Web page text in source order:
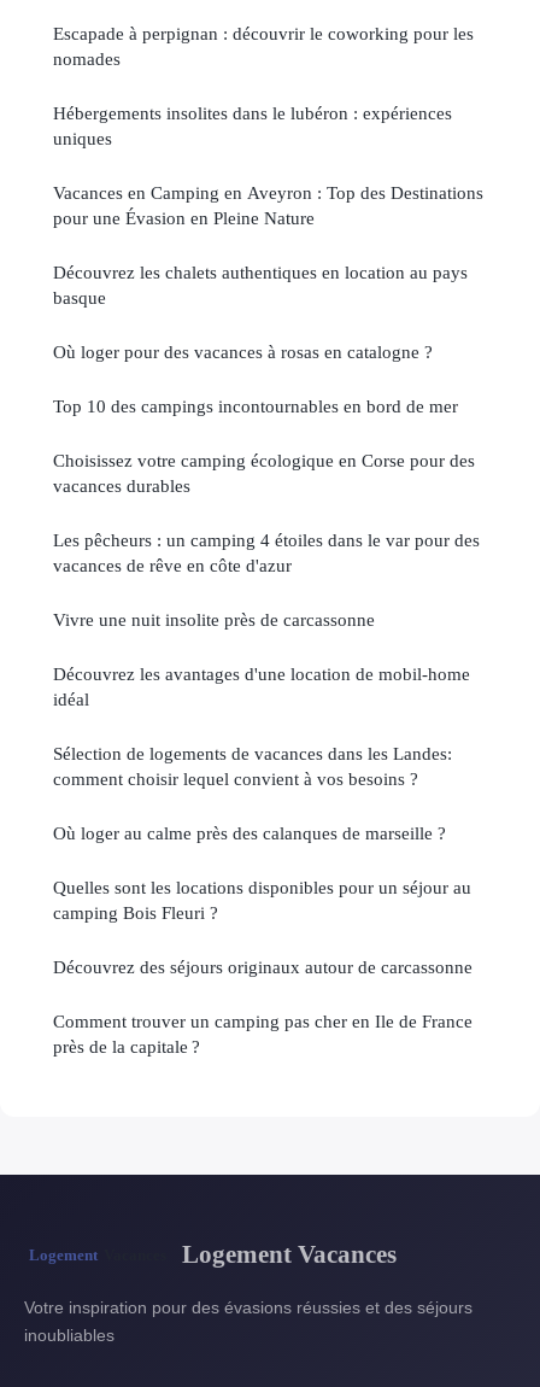
Escapade à perpignan : découvrir le coworking pour les
nomades
Hébergements insolites dans le lubéron : expériences
uniques
Vacances en Camping en Aveyron : Top des Destinations
pour une Évasion en Pleine Nature
Découvrez les chalets authentiques en location au pays
basque
Où loger pour des vacances à rosas en catalogne ?
Top 10 des campings incontournables en bord de mer
Choisissez votre camping écologique en Corse pour des
vacances durables
Les pêcheurs : un camping 4 étoiles dans le var pour des
vacances de rêve en côte d'azur
Vivre une nuit insolite près de carcassonne
Découvrez les avantages d'une location de mobil-home
idéal
Sélection de logements de vacances dans les Landes:
comment choisir lequel convient à vos besoins ?
Où loger au calme près des calanques de marseille ?
Quelles sont les locations disponibles pour un séjour au
camping Bois Fleuri ?
Découvrez des séjours originaux autour de carcassonne
Comment trouver un camping pas cher en Ile de France
près de la capitale ?
Logement Vacances
Votre inspiration pour des évasions réussies et des séjours
inoubliables